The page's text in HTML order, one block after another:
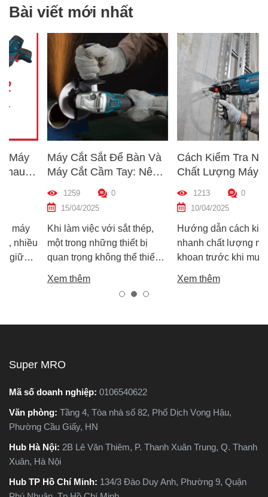
Bài viết mới nhất
Máy Cắt Sắt Để Bàn Và
Máy Cắt Cầm Tay: Nên
Chọn Loại Nào Phù Hợp
0
15/04/2025
Khi làm việc với sắt thép,
một trong những thiết bị
quan trọng không thể thiếu
nhiên, trên thị trường hiện
nay có hai dòng phổ biến là
bài viết này, Super MRO sẽ
giúp bạn hiểu rõ sự khác
điểm và tư vấn chọn lựa
loại máy phù hợp nhất với
nhu cầu sử dụng thực tế.
Xem thêm
Cách Kiểm Tra Nhanh
Chất Lượng Máy Khoan
Trước Khi Mua – Hướng
Dẫn Chi Tiết Cho Người
0
10/04/2025
Hướng dẫn cách kiểm tra
nhanh chất lượng máy
khoan trước khi mua – giúp
tốt, bền, hoạt động ổn định,
tránh hàng giả, hàng kém
Xem thêm
Super MRO
Mã số doanh nghiệp: 0106540622
Văn phòng: Tầng 4, Tòa nhà số 82, Phố Dịch Vọng Hậu,
Phường Cầu Giấy, HN
Hub Hà Nội: 2B Lê Văn Thiêm, P. Thanh Xuân Trung, Q. Thanh
Xuân, Hà Nội
Hub TP Hồ Chí Minh: 134/3 Đào Duy Anh, Phường 9, Quận